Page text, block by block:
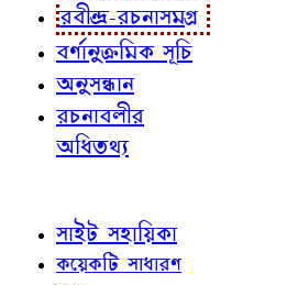
রবীন্দ্র-রচনাসমগ্র
বর্ণানুক্রমিক সূচি
অনুসন্ধান
রচনাবলীর
অধিতথ্য
সাইট সহায়িকা
কয়েকটি সাধারণ